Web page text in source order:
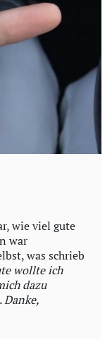
wie viel gute
war
was schrieb
wollte ich
dazu
Danke,